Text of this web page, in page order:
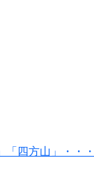
「四方山」・・